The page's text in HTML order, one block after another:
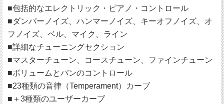
■包括的なエレクトリック・ピアノ・コントロール
■ダンパーノイズ、ハンマーノイズ、キーオフノイズ、オ
フノイズ、ベル、マイク、ライン
■詳細なチューニングセクション
■マスターチューン、コースチューン、ファインチューン
■ボリュームとパンのコントロール
■23種類の音律（Temperament）カーブ
■＋3種類のユーザーカーブ